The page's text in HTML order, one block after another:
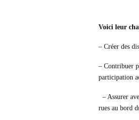
Voici leur
– Créer des
– Contribuer
participation
– Assurer
rues au bord